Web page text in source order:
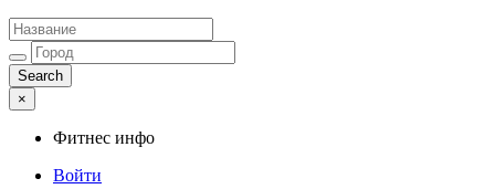
×
Фитнес инфо
Войти